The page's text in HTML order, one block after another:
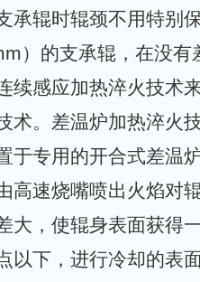
承辊时辊颈不用特别
）的支承辊，在没有
续感应加热淬火技术
。差温炉加热淬火
于专用的开合式差温
高速烧嘴喷出火焰对
大，使辊身表面获得
以下，进行冷却的表